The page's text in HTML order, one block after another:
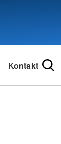
Kontakt